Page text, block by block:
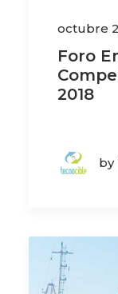
octubre
Foro
2018
by